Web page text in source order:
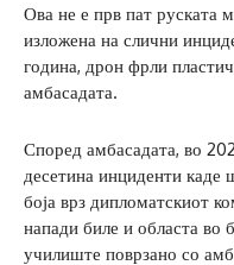
Ова не е прв пат руската
изложена на слични
година, дрон фрли
амбасадата.
Според амбасадата, во
десетина инциденти каде
боја врз дипломатскиот
напади биле и областа во
училиште поврзано со